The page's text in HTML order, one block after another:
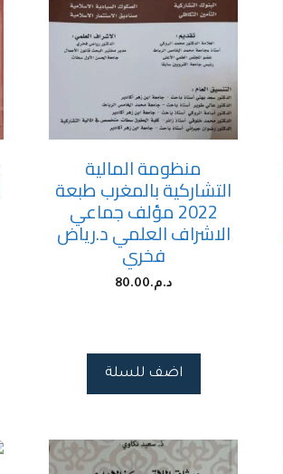
منظومة المالية
التشاركية بالمغرب طبعة
2022 مؤلف جماعي
الاشراف العلمي د.رياض
فخري
د.م.80.00
اضف للسلة